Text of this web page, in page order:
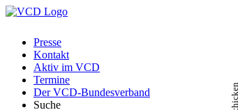
Presse
Kontakt
Aktiv im VCD
Termine
Der VCD-Bundesverband
Suche